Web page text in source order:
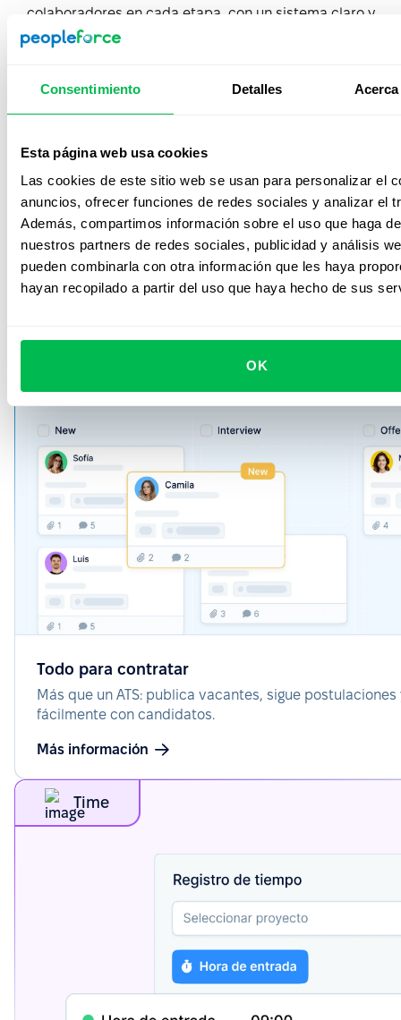
Consentimiento Detalles
Esta página web usa cookies
Las cookies de este sitio web se usan para personalizar el
anuncios, ofrecer funciones de redes sociales y analizar el
Además, compartimos información sobre el uso que haga
nuestros partners de redes sociales, publicidad y análisis
pueden combinarla con otra información que les haya
hayan recopilado a partir del uso que haya hecho de sus
OK
colaboradores en cada etapa, con un sistema claro y
Perform
Impulsa el desempeño, alinea objetivos.
Haz seguimiento de OKR y KPI, realiza evaluaciones
tus 1:1 en impacto, todo en un solo lugar.
Más información
Recruit
Todo para contratar
Más que un ATS: publica vacantes, sigue
fácilmente con candidatos.
Más información
Time